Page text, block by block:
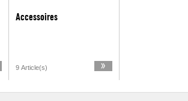
Accessoires
9 Article(s)